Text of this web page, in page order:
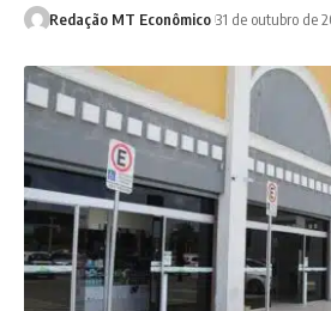
Redação MT Econômico 31 de outubro de